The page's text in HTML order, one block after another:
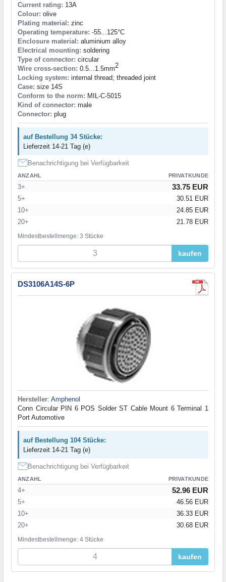
Current rating: 13A
Colour: olive
Plating material: zinc
Operating temperature: -55...125°C
Enclosure material: aluminium alloy
Electrical mounting: soldering
Type of connector: circular
Wire cross-section: 0.5...1.5mm2
Locking system: internal thread; threaded joint
Case: size 14S
Conform to the norm: MIL-C-5015
Kind of connector: male
Connector: plug
auf Bestellung 34 Stücke:
Lieferzeit 14-21 Tag (e)
Benachrichtigung bei Verfügbarkeit
ANZAHL PRIVATKUNDE
3+ 33.75 EUR
5+
30.51 EUR
10+
24.85 EUR
20+
21.78 EUR
Mindestbestellmenge: 3 Stücke
kaufen
DS3106A14S-6P
Hersteller: Amphenol
Conn Circular PIN 6 POS Solder ST Cable Mount 6 Terminal 1
Port Automotive
auf Bestellung 104 Stücke:
Lieferzeit 14-21 Tag (e)
Benachrichtigung bei Verfügbarkeit
ANZAHL PRIVATKUNDE
4+ 52.96 EUR
5+
46.56 EUR
10+
36.33 EUR
20+
30.68 EUR
Mindestbestellmenge: 4 Stücke
kaufen